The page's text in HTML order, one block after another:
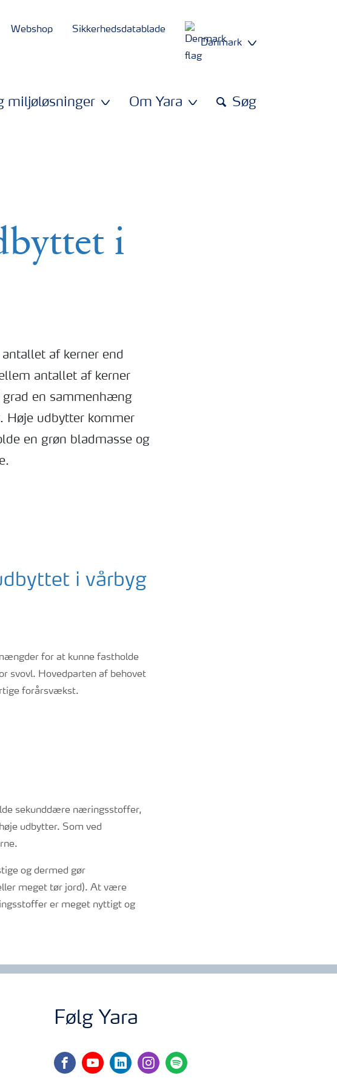
Webshop
Sikkerhedsdatablade
Danmark
miljøløsninger Om Yara Søg
i
af kerner end
antallet af kerner
en sammenhæng
Høje udbytter kommer
en grøn bladmasse og
i vårbyg
for at kunne fastholde
svovl. Hovedparten af behovet
forårsvækst.
sekunddære næringsstoffer,
udbytter. Som ved
og dermed gør
meget tør jord). At være
er meget nyttigt og
Følg Yara
facebookyoutubelinkedininstagram
spotify